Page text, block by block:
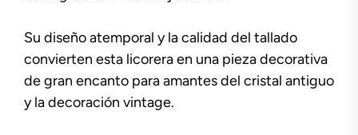
Su diseño atemporal y la calidad del tallado
convierten esta licorera en una pieza decorativa
de gran encanto para amantes del cristal antiguo
y la decoración vintage.